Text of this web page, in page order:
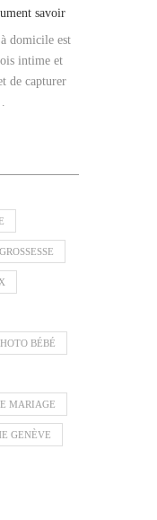
savoir
domicile est
intime et
de capturer
GROSSESSE
BÉBÉ
MARIAGE
GENÈVE